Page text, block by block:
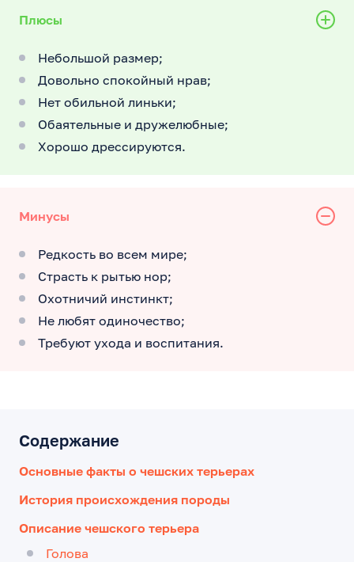
Плюсы
Небольшой размер;
Довольно спокойный нрав;
Нет обильной линьки;
Обаятельные и дружелюбные;
Хорошо дрессируются.
Минусы
Редкость во всем мире;
Страсть к рытью нор;
Охотничий инстинкт;
Не любят одиночество;
Требуют ухода и воспитания.
Содержание
Основные факты о чешских терьерах
История происхождения породы
Описание чешского терьера
Голова